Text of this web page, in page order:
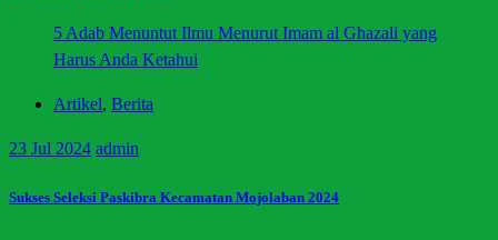
5 Adab Menuntut Ilmu Menurut Imam al Ghazali yang
Harus Anda Ketahui
Artikel, Berita
23 Jul 2024 admin
Sukses Seleksi Paskibra Kecamatan Mojolaban 2024